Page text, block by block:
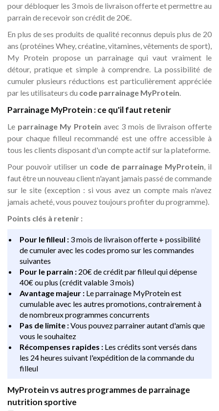
pour débloquer les 3 mois de livraison offerte et permettre au
parrain de recevoir son crédit de 20€.
En plus de ses produits de qualité reconnus depuis plus de 20
ans (protéines Whey, créatine, vitamines, vêtements de sport),
My Protein propose un parrainage qui vaut vraiment le
détour, pratique et simple à comprendre. La possibilité de
cumuler plusieurs réductions est particulièrement appréciée
par les utilisateurs du code parrainage MyProtein
Parrainage MyProtein : ce qu'il faut retenir
Le parrainage My Protein avec 3 mois de livraison offerte
pour chaque filleul recommandé est une offre accessible à
tous les clients disposant d'un compte actif sur la plateforme.
Pour pouvoir utiliser un code de parrainage MyProtein , il
faut être un nouveau client n'ayant jamais passé de commande
sur le site (exception : si vous avez un compte mais n'avez
jamais acheté, vous pouvez toujours profiter du programme).
Points clés à retenir :
Pour le filleul : 3 mois de livraison offerte + possibilité
de cumuler avec les codes promo sur les commandes
suivantes
Pour le parrain : 20€ de crédit par filleul qui dépense
40€ ou plus (crédit valable 3 mois)
Avantage majeur : Le parrainage MyProtein est
cumulable avec les autres promotions, contrairement à
de nombreux programmes concurrents
Pas de limite :Vous pouvez parrainer autant d'amis que
vous le souhaitez
Récompenses rapides : Les crédits sont versés dans
les 24 heures suivant l'expédition de la commande du
filleul
MyProtein vs autres programmes de parrainage
nutrition sportive